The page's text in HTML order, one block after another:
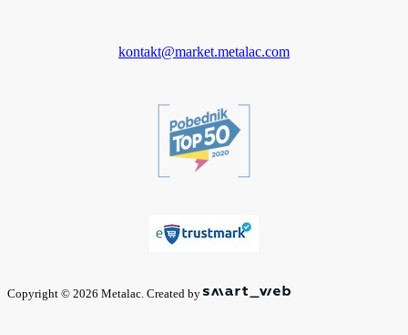
kontakt@market.metalac.com
Copyright © 2026 Metalac. Created by